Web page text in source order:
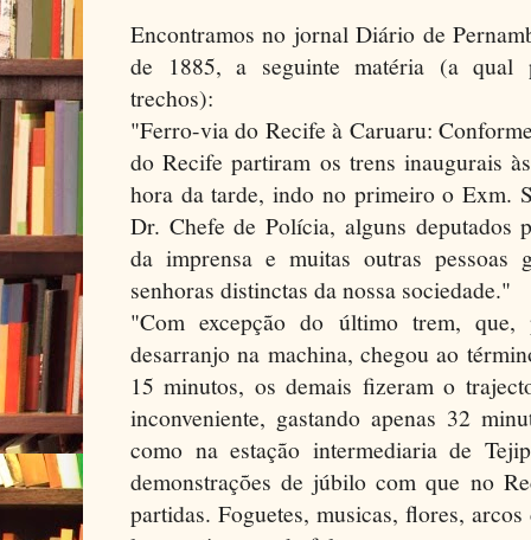
Encontramos no jornal Diário de
de 1885, a seguinte matéria (a qual
trechos):
"Ferro-via do Recife à Caruaru:
do Recife partiram os trens inaugurais
hora da tarde, indo no primeiro o Exm.
Dr. Chefe de Polícia, alguns deputados
da imprensa e muitas outras pessoas
senhoras distinctas da nossa sociedade."
"Com excepção do último trem,
desarranjo na machina, chegou ao
15 minutos, os demais fizeram o
inconveniente, gastando apenas 32
como na estação intermediaria de
demonstrações de júbilo com que no
partidas. Foguetes, musicas, flores,